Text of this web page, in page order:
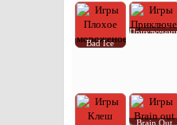
Bad Ice
Brain Out